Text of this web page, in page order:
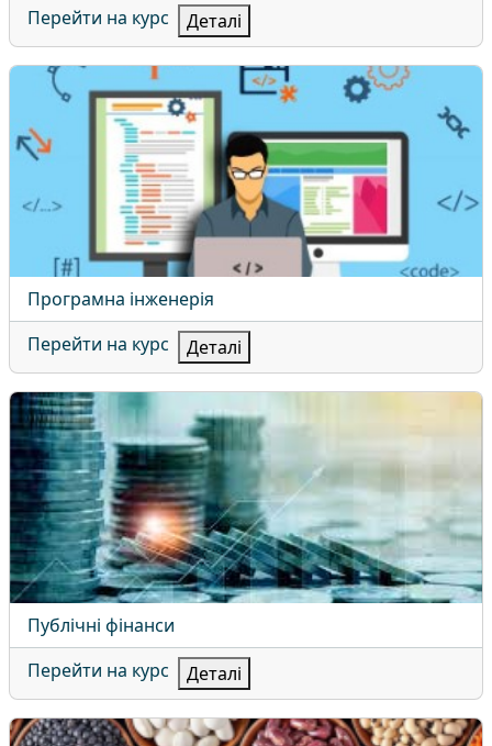
Перейти на курс
Деталі
Програмна інженерія
Назва курсу
Програмна інженерія
Перейти на курс
Деталі
Публічні фінанси
Назва курсу
Публічні фінанси
Перейти на курс
Деталі
Селекція і насінництво польових культур